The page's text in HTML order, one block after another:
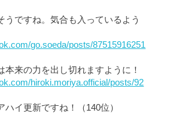
うですね。気合も入っているよう
go.soeda/posts/87515916251
本来の力を出し切れますように！
hiroki.moriya.official/posts/92
ハイ更新ですね！（140位）